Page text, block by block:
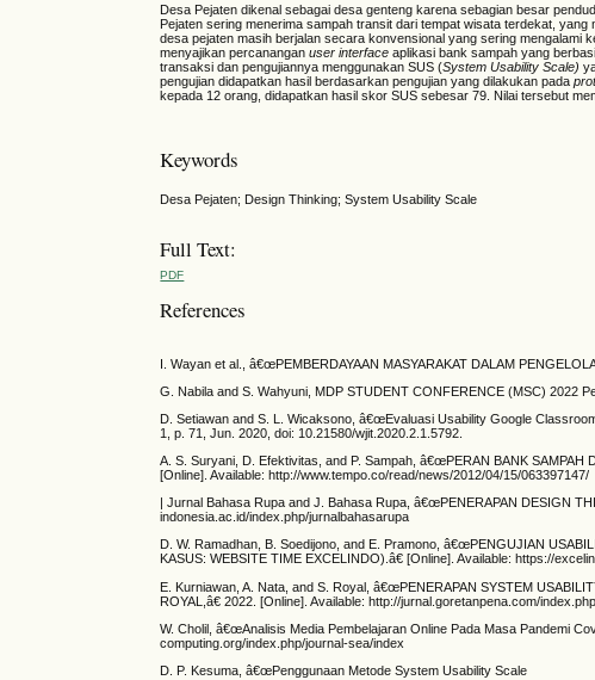
Desa Pejaten dikenal sebagai desa genteng karena sebagian besar
Pejaten sering menerima sampah transit dari tempat wisata terdekat,
desa pejaten masih berjalan secara konvensional yang sering mengalami
menyajikan percananganuser interface aplikasi bank sampah yang
transaksi dan pengujiannya menggunakan SUS (System Usability Scale)
pengujian didapatkan hasil berdasarkan pengujian yang dilakukan pada
kepada 12 orang, didapatkan hasil skor SUS sebesar 79. Nilai tersebut
Keywords
Desa Pejaten; Design Thinking; System Usability Scale
Full Text:
PDF
References
I. Wayan et al., â€œPEMBERDAYAAN MASYARAKAT DALAM
G. Nabila and S. Wahyuni, MDP STUDENT CONFERENCE (MSC) 2022
D. Setiawan and S. L. Wicaksono, â€œEvaluasi Usability Google
1, p. 71, Jun. 2020, doi: 10.21580/wjit.2020.2.1.5792.
A. S. Suryani, D. Efektivitas, and P. Sampah, â€œPERAN BANK SAMPAH
[Online]. Available: http://www.tempo.co/read/news/2012/04/15/063397147/
| Jurnal Bahasa Rupa and J. Bahasa Rupa, â€œPENERAPAN DESIGN
indonesia.ac.id/index.php/jurnalbahasarupa
D. W. Ramadhan, B. Soedijono, and E. Pramono, â€œPENGUJIAN
KASUS: WEBSITE TIME EXCELINDO).â€ [Online]. Available: https://
E. Kurniawan, A. Nata, and S. Royal, â€œPENERAPAN SYSTEM
ROYAL,â€ 2022. [Online]. Available: http://jurnal.goretanpena.com/
W. Cholil, â€œAnalisis Media Pembelajaran Online Pada Masa Pandemi
computing.org/index.php/journal-sea/index
D. P. Kesuma, â€œPenggunaan Metode System Usability Scale